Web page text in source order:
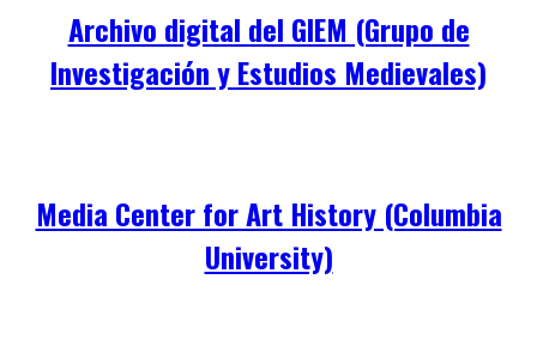
Archivo digital del GIEM (Grupo de
Investigación y Estudios Medievales)
Media Center for Art History (Columbia
University)